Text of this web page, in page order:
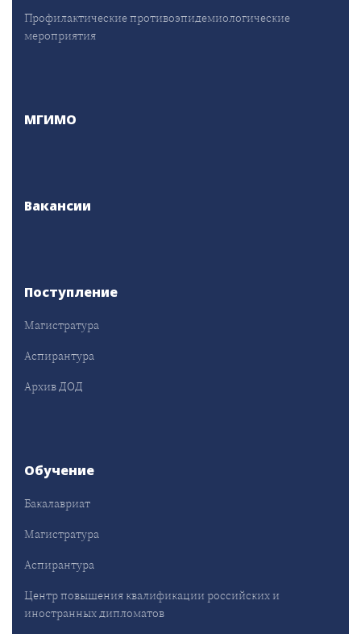
Профилактические противоэпидемиологические
мероприятия
МГИМО
Вакансии
Поступление
Магистратура
Аспирантура
Архив ДОД
Обучение
Бакалавриат
Магистратура
Аспирантура
Центр повышения квалификации российских и
иностранных дипломатов